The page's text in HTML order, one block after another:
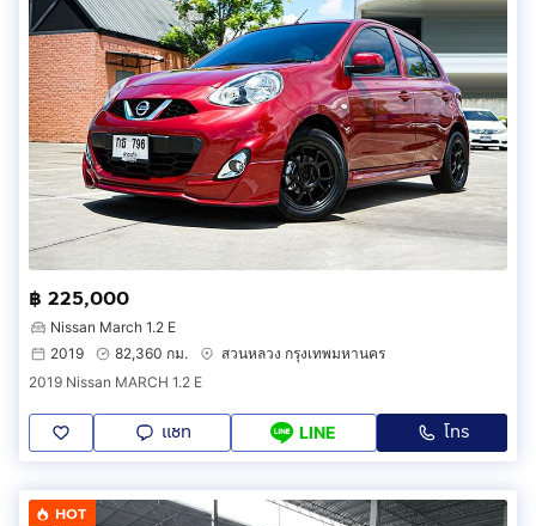
฿ 225,000
Nissan March 1.2 E
2019
82,360 กม.
สวนหลวง กรุงเทพมหานคร
2019 Nissan MARCH 1.2 E
แชท LINE โทร
HOT